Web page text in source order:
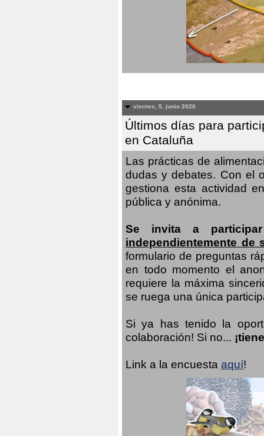
viernes, 5. junio 2026
Últimos días para
en Cataluña
Las prácticas de
dudas y debates. Con el
gestiona esta actividad
pública y anónima.
Se invita a
independientemente
formulario de preguntas
en todo momento el
requiere la máxima
se ruega una única
Si ya has tenido la
colaboración! Si no...
Link a la encuesta aquí!